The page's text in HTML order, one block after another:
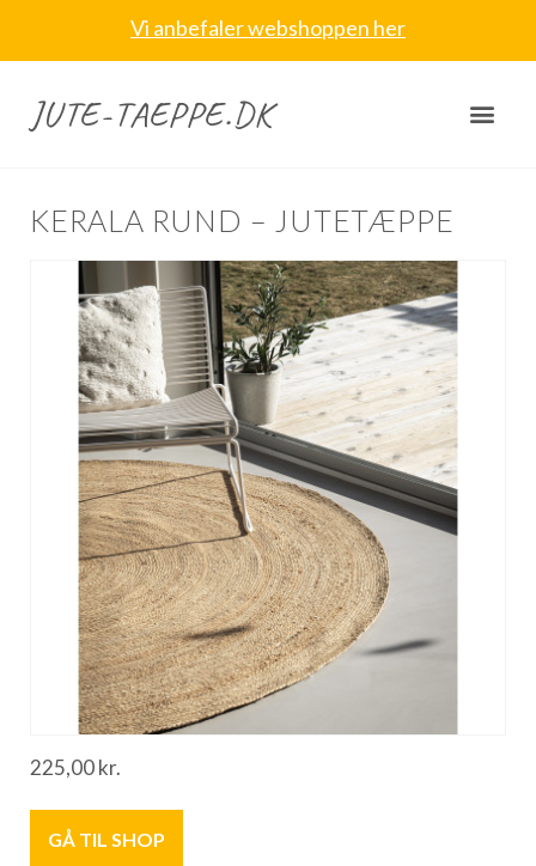
Vi anbefaler webshoppen her
JUTE-TAEPPE.DK
KERALA RUND – JUTETÆPPE
225,00kr.
GÅ TIL SHOP